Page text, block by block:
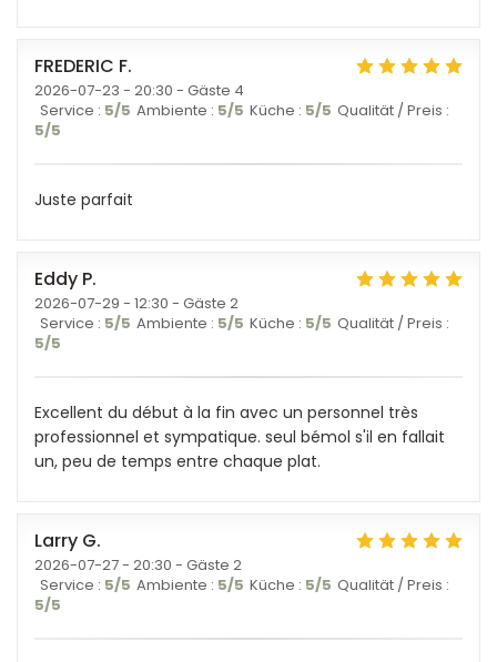
FREDERIC F
2026-07-23 - 20:30 - Gäste 4
Service : 5/5 Ambiente : 5/5 Küche : 5/5 Qualität / Preis :
5/5
Juste parfait
Eddy P
2026-07-29 - 12:30 - Gäste 2
Service : 5/5 Ambiente : 5/5 Küche : 5/5 Qualität / Preis :
5/5
Excellent du début à la fin avec un personnel très
professionnel et sympatique. seul bémol s'il en fallait
un, peu de temps entre chaque plat.
Larry G
2026-07-27- 20:30 - Gäste 2
Service : 5/5 Ambiente : 5/5 Küche : 5/5 Qualität / Preis :
5/5